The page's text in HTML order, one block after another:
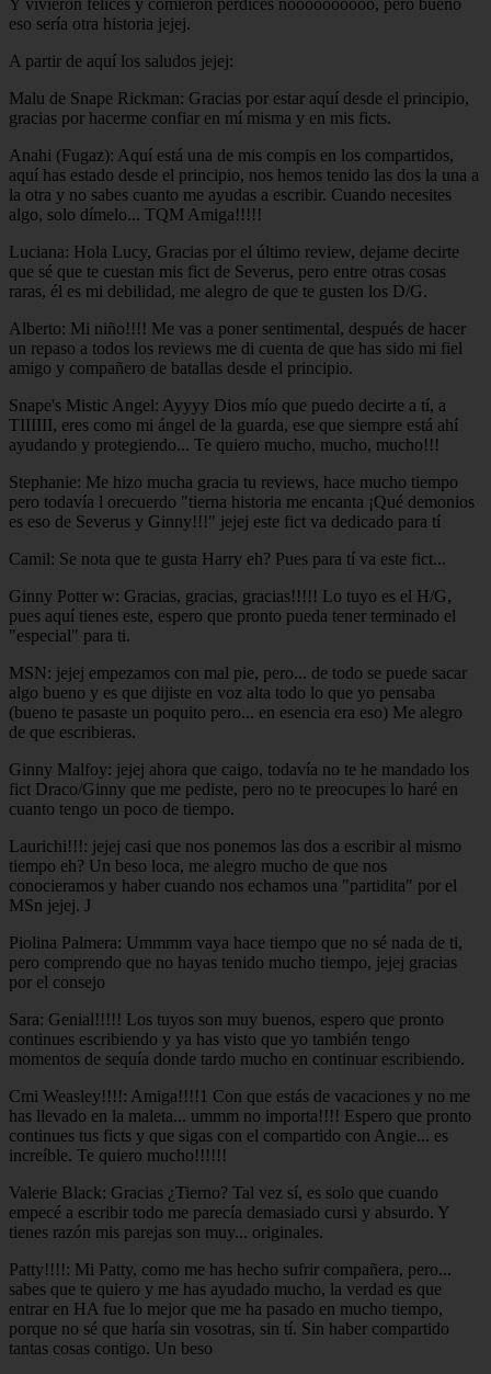
eso sería otra historia jejej.
A partir de aquí los saludos jejej:
Malu de Snape Rickman: Gracias por estar aquí desde el principio,
gracias por hacerme confiar en mí misma y en mis ficts.
Anahi (Fugaz): Aquí está una de mis compis en los compartidos,
aquí has estado desde el principio, nos hemos tenido las dos la una a
la otra y no sabes cuanto me ayudas a escribir. Cuando necesites
algo, solo dímelo... TQM Amiga!!!!!
Luciana: Hola Lucy, Gracias por el último review, dejame decirte
que sé que te cuestan mis fict de Severus, pero entre otras cosas
raras, él es mi debilidad, me alegro de que te gusten los D/G.
Alberto: Mi niño!!!! Me vas a poner sentimental, después de hacer
un repaso a todos los reviews me di cuenta de que has sido mi fiel
amigo y compañero de batallas desde el principio.
Snape's Mistic Angel: Ayyyy Dios mío que puedo decirte a tí, a
TIIIIII, eres como mi ángel de la guarda, ese que siempre está ahí
ayudando y protegiendo... Te quiero mucho, mucho, mucho!!!
Stephanie: Me hizo mucha gracia tu reviews, hace mucho tiempo
pero todavía l orecuerdo "tierna historia me encanta ¡Qué demonios
es eso de Severus y Ginny!!!" jejej este fict va dedicado para tí
Camil: Se nota que te gusta Harry eh? Pues para tí va este fict...
Ginny Potter w: Gracias, gracias, gracias!!!!! Lo tuyo es el H/G,
pues aquí tienes este, espero que pronto pueda tener terminado el
"especial" para ti.
MSN: jejej empezamos con mal pie, pero... de todo se puede sacar
algo bueno y es que dijiste en voz alta todo lo que yo pensaba
(bueno te pasaste un poquito pero... en esencia era eso) Me alegro
de que escribieras.
Ginny Malfoy: jejej ahora que caigo, todavía no te he mandado los
fict Draco/Ginny que me pediste, pero no te preocupes lo haré en
cuanto tengo un poco de tiempo.
Laurichi!!!: jejej casi que nos ponemos las dos a escribir al mismo
tiempo eh? Un beso loca, me alegro mucho de que nos
conocieramos y haber cuando nos echamos una "partidita" por el
MSn jejej. J
Piolina Palmera: Ummmm vaya hace tiempo que no sé nada de ti,
pero comprendo que no hayas tenido mucho tiempo, jejej gracias
por el consejo
Sara: Genial!!!!! Los tuyos son muy buenos, espero que pronto
continues escribiendo y ya has visto que yo también tengo
momentos de sequía donde tardo mucho en continuar escribiendo.
Cmi Weasley!!!!: Amiga!!!!1 Con que estás de vacaciones y no me
has llevado en la maleta... ummm no importa!!!! Espero que pronto
continues tus ficts y que sigas con el compartido con Angie... es
increíble. Te quiero mucho!!!!!!
Valerie Black: Gracias ¿Tierno? Tal vez sí, es solo que cuando
empecé a escribir todo me parecía demasiado cursi y absurdo. Y
tienes razón mis parejas son muy... originales.
Patty!!!!: Mi Patty, como me has hecho sufrir compañera, pero...
sabes que te quiero y me has ayudado mucho, la verdad es que
entrar en HA fue lo mejor que me ha pasado en mucho tiempo,
porque no sé que haría sin vosotras, sin tí. Sin haber compartido
tantas cosas contigo. Un beso